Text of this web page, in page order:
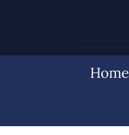
Home